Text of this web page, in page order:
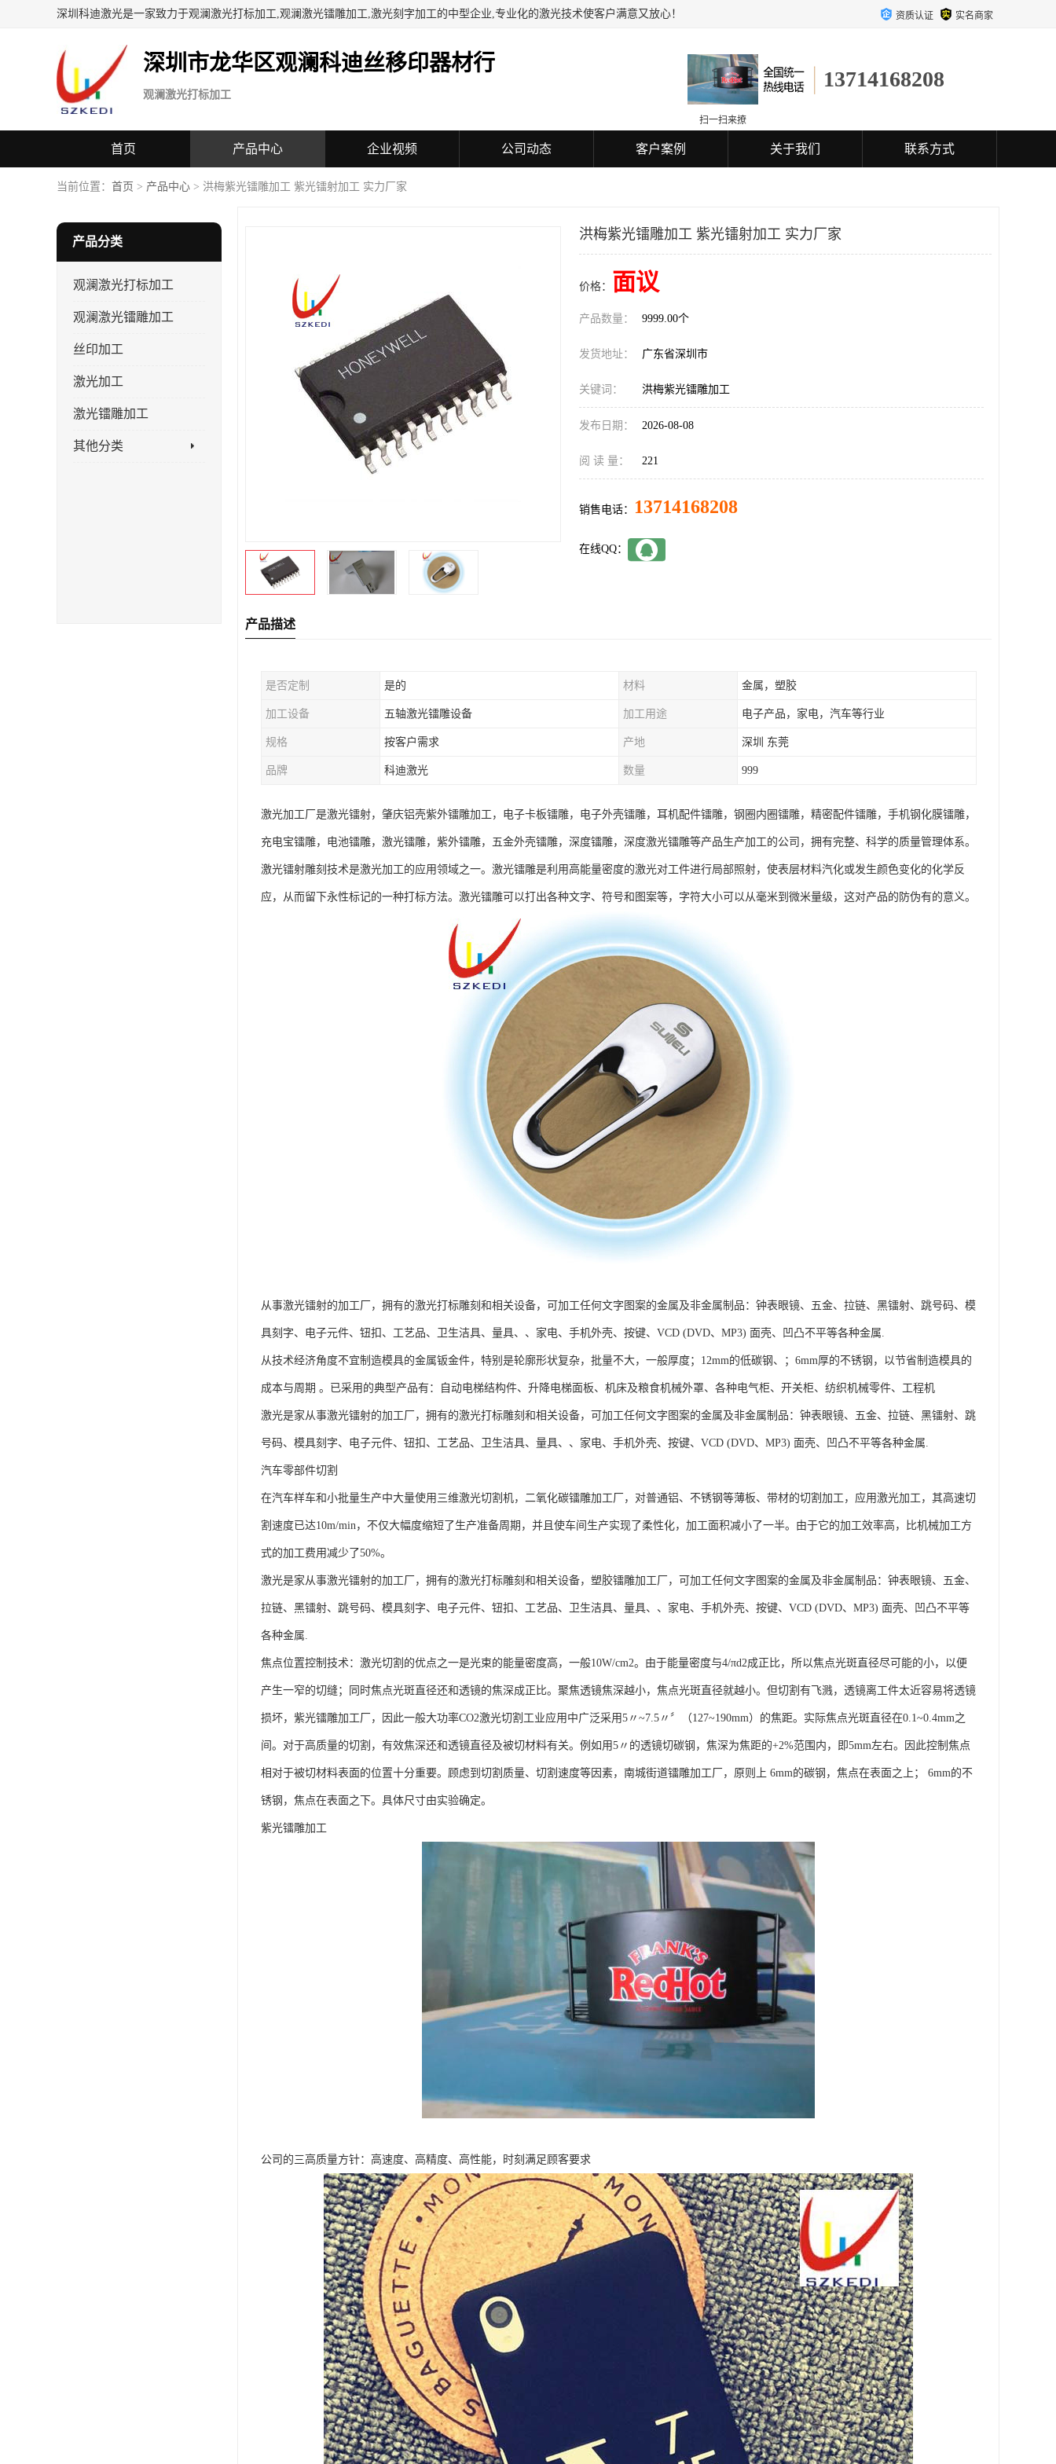
深圳科迪激光是一家致力于观澜激光打标加工,观澜激光镭雕加工,激光刻字加工的中型企业,专业化的激光技术使客户满意又放心！ 资质认证 实名商家
深圳市龙华区观澜科迪丝移印器材行
观澜激光打标加工
13714168208
扫一扫来撩
首页 产品中心 企业视频 公司动态 客户案例 关于我们 联系方式
当前位置： 首页 > 产品中心 > 洪梅紫光镭雕加工 紫光镭射加工 实力厂家
产品分类
观澜激光打标加工
观澜激光镭雕加工
丝印加工
激光加工
激光镭雕加工
其他分类
洪梅紫光镭雕加工 紫光镭射加工 实力厂家
价格： 面议
产品数量： 9999.00个
发货地址： 广东省深圳市
关键词： 洪梅紫光镭雕加工
发布日期： 2026-08-08
阅 读 量： 221
销售电话： 13714168208
在线QQ：
产品描述
是否定制 是的 材料 金属，塑胶
加工设备 五轴激光镭雕设备 加工用途 电子产品，家电，汽车等行业
规格 按客户需求 产地 深圳 东莞
品牌 科迪激光 数量 999
激光加工厂是激光镭射，肇庆铝壳紫外镭雕加工，电子卡板镭雕，电子外壳镭雕，耳机配件镭雕，钢圈内圈镭雕，精密配件镭雕，手机钢化膜镭雕，
充电宝镭雕，电池镭雕，激光镭雕，紫外镭雕，五金外壳镭雕，深度镭雕，深度激光镭雕等产品生产加工的公司，拥有完整、科学的质量管理体系。
激光镭射雕刻技术是激光加工的应用领域之一。激光镭雕是利用高能量密度的激光对工件进行局部照射，使表层材料汽化或发生颜色变化的化学反
应，从而留下永性标记的一种打标方法。激光镭雕可以打出各种文字、符号和图案等，字符大小可以从毫米到微米量级，这对产品的防伪有的意义。
从事激光镭射的加工厂，拥有的激光打标雕刻和相关设备，可加工任何文字图案的金属及非金属制品：钟表眼镜、五金、拉链、黑镭射、跳号码、模
具刻字、电子元件、钮扣、工艺品、卫生洁具、量具、、家电、手机外壳、按键、VCD (DVD、MP3) 面壳、凹凸不平等各种金属.
从技术经济角度不宜制造模具的金属钣金件，特别是轮廓形状复杂，批量不大，一般厚度；12mm的低碳钢、；6mm厚的不锈钢，以节省制造模具的
成本与周期 。已采用的典型产品有：自动电梯结构件、升降电梯面板、机床及粮食机械外罩、各种电气柜、开关柜、纺织机械零件、工程机
激光是家从事激光镭射的加工厂，拥有的激光打标雕刻和相关设备，可加工任何文字图案的金属及非金属制品：钟表眼镜、五金、拉链、黑镭射、跳
号码、模具刻字、电子元件、钮扣、工艺品、卫生洁具、量具、、家电、手机外壳、按键、VCD (DVD、MP3) 面壳、凹凸不平等各种金属.
汽车零部件切割
在汽车样车和小批量生产中大量使用三维激光切割机，二氧化碳镭雕加工厂，对普通铝、不锈钢等薄板、带材的切割加工，应用激光加工，其高速切
割速度已达10m/min，不仅大幅度缩短了生产准备周期，并且使车间生产实现了柔性化，加工面积减小了一半。由于它的加工效率高，比机械加工方
式的加工费用减少了50%。
激光是家从事激光镭射的加工厂，拥有的激光打标雕刻和相关设备，塑胶镭雕加工厂，可加工任何文字图案的金属及非金属制品：钟表眼镜、五金、
拉链、黑镭射、跳号码、模具刻字、电子元件、钮扣、工艺品、卫生洁具、量具、、家电、手机外壳、按键、VCD (DVD、MP3) 面壳、凹凸不平等
各种金属.
焦点位置控制技术：激光切割的优点之一是光束的能量密度高，一般10W/cm2。由于能量密度与4/πd2成正比，所以焦点光斑直径尽可能的小，以便
产生一窄的切缝；同时焦点光斑直径还和透镜的焦深成正比。聚焦透镜焦深越小，焦点光斑直径就越小。但切割有飞溅，透镜离工件太近容易将透镜
损坏，紫光镭雕加工厂，因此一般大功率CO2激光切割工业应用中广泛采用5〃~7.5〃〞（127~190mm）的焦距。实际焦点光斑直径在0.1~0.4mm之
间。对于高质量的切割，有效焦深还和透镜直径及被切材料有关。例如用5〃的透镜切碳钢，焦深为焦距的+2%范围内，即5mm左右。因此控制焦点
相对于被切材料表面的位置十分重要。顾虑到切割质量、切割速度等因素，南城街道镭雕加工厂，原则上 6mm的碳钢，焦点在表面之上； 6mm的不
锈钢，焦点在表面之下。具体尺寸由实验确定。
紫光镭雕加工
公司的三高质量方针：高速度、高精度、高性能，时刻满足顾客要求